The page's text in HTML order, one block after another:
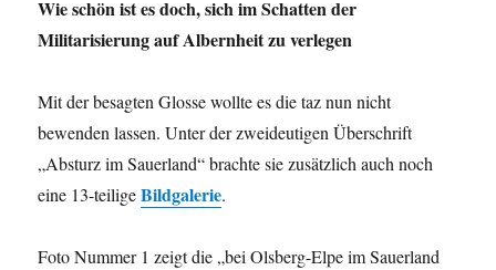
Wie schön ist es doch, sich im Schatten der
Militarisierung auf Albernheit zu verlegen
Mit der besagten Glosse wollte es die taz nun nicht
bewenden lassen. Unter der zweideutigen Überschrift
„Absturz im Sauerland“ brachte sie zusätzlich auch noch
eine 13-teiligeBildgalerie.
Foto Nummer 1 zeigt die „bei Olsberg-Elpe im Sauerland